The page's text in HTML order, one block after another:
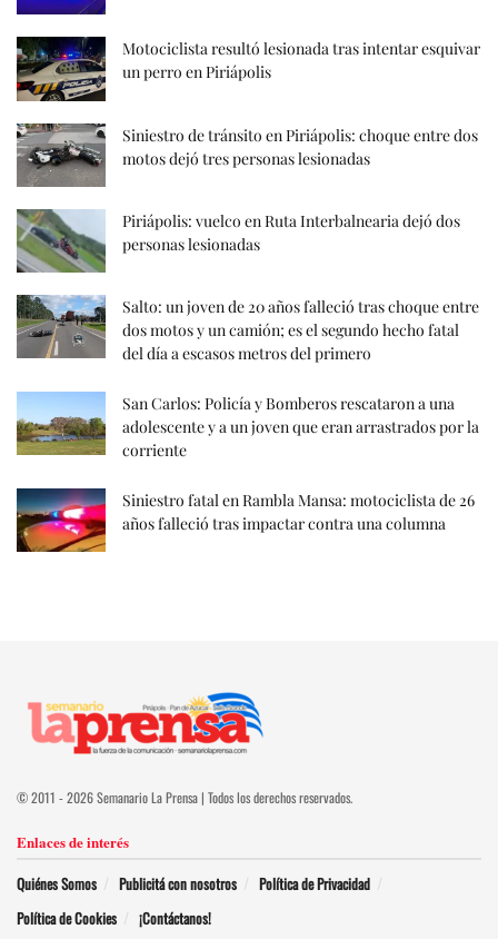
Motociclista resultó lesionada tras intentar esquivar
un perro en Piriápolis
Siniestro de tránsito en Piriápolis: choque entre dos
motos dejó tres personas lesionadas
Piriápolis: vuelco en Ruta Interbalnearia dejó dos
personas lesionadas
Salto: un joven de 20 años falleció tras choque entre
dos motos y un camión; es el segundo hecho fatal
del día a escasos metros del primero
San Carlos: Policía y Bomberos rescataron a una
adolescente y a un joven que eran arrastrados por la
corriente
Siniestro fatal en Rambla Mansa: motociclista de 26
años falleció tras impactar contra una columna
© 2011 - 2026 Semanario La Prensa | Todos los derechos reservados.
Enlaces de interés
Quiénes Somos Publicitá con nosotros
Política de Privacidad
Política de Cookies
¡Contáctanos!